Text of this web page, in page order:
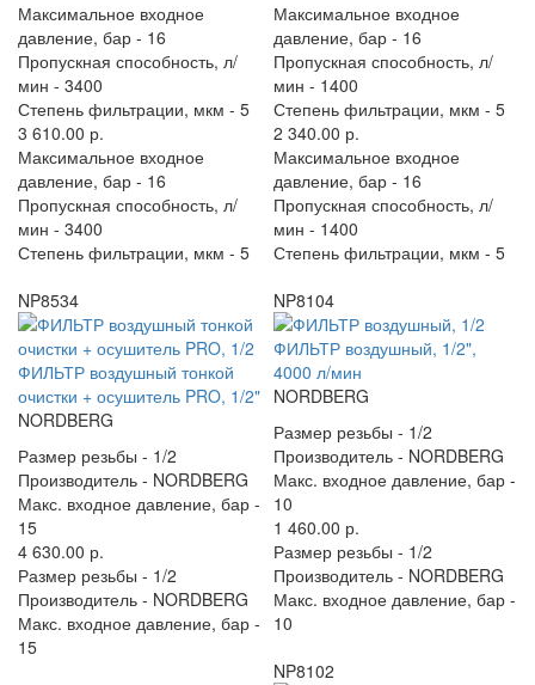
Максимальное входное
давление, бар - 16
Пропускная способность, л/
мин - 3400
Степень фильтрации, мкм - 5
3 610.00 р.
Максимальное входное
давление, бар - 16
Пропускная способность, л/
мин - 3400
Степень фильтрации, мкм - 5
Максимальное входное
давление, бар - 16
Пропускная способность, л/
мин - 1400
Степень фильтрации, мкм - 5
2 340.00 р.
Максимальное входное
давление, бар - 16
Пропускная способность, л/
мин - 1400
Степень фильтрации, мкм - 5
NP8534
ФИЛЬТР воздушный тонкой
очистки + осушитель PRO, 1/2"
NORDBERG
Размер резьбы - 1/2
Производитель - NORDBERG
Макс. входное давление, бар -
15
4 630.00 р.
Размер резьбы - 1/2
Производитель - NORDBERG
Макс. входное давление, бар -
15
NP8104
ФИЛЬТР воздушный, 1/2",
4000 л/мин
NORDBERG
Размер резьбы - 1/2
Производитель - NORDBERG
Макс. входное давление, бар -
10
1 460.00 р.
Размер резьбы - 1/2
Производитель - NORDBERG
Макс. входное давление, бар -
10
NP8102